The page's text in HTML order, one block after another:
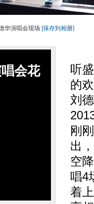
华演唱会现场 [保存到相册]
会花
听
的
刘
刚
出
空
唱4
着